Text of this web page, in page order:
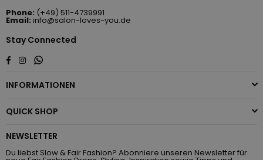
Phone: (+49) 511-4739991
Email: info@salon-loves-you.de
Stay Connected
Facebook
InstagramWhatsapp
INFORMATIONEN
QUICK SHOP
NEWSLETTER
Du liebst Slow & Fair Fashion? Abonniere unseren Newsletter für